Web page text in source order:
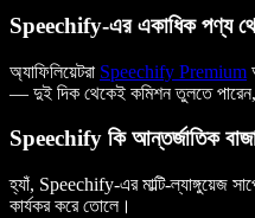
Speechify-এর একাধিক পণ্য
অ্যাফিলিয়েটরা Speechify Premium
— দুই দিক থেকেই কমিশন তুলতে
Speechify কি আন্তর্জাতিক
হ্যাঁ, Speechify-এর মাল্টি-ল্যাঙ্গুয়েজ
কার্যকর করে তোলে।